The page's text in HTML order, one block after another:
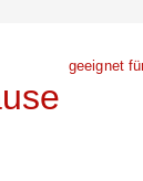
geeignet